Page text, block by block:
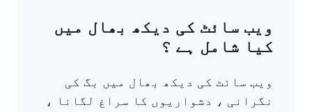
ویب سائٹ کی دیکھ بھال میں
کیا شامل ہے ؟
ویب سائٹ کی دیکھ بھال میں بگ کی
نگرانی ، دشواریوں کا سراغ لگانا ،